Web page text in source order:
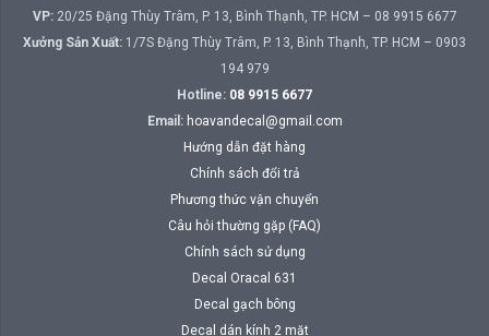
viết
VP:20/25 Đặng Thùy Trâm, P. 13, Bình Thạnh, TP. HCM – 08 9915 6677
Xưởng Sản Xuất: 1/7S Đặng Thùy Trâm, P. 13, Bình Thạnh, TP. HCM – 0903
194 979
Hotline: 08 9915 6677
Email: hoavandecal@gmail.com
Hướng dẫn đặt hàng
Chính sách đổi trả
Phương thức vận chuyển
Câu hỏi thường gặp (FAQ)
Chính sách sử dụng
Decal Oracal 631
Decal gạch bông
Decal dán kính 2 mặt